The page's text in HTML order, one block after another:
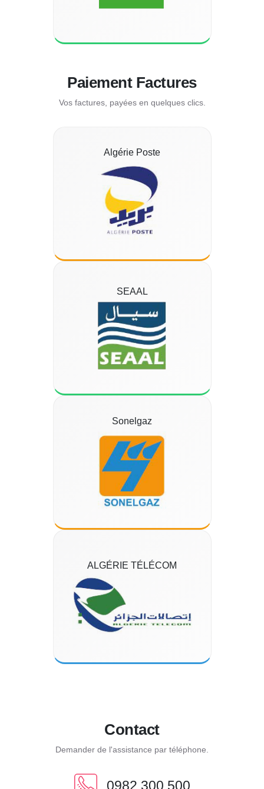
Paiement Factures
Vos factures, payées en quelques clics.
Algérie Poste
SEAAL
Sonelgaz
ALGÉRIE TÉLÉCOM
Contact
Demander de l'assistance par téléphone.
0982 300 500